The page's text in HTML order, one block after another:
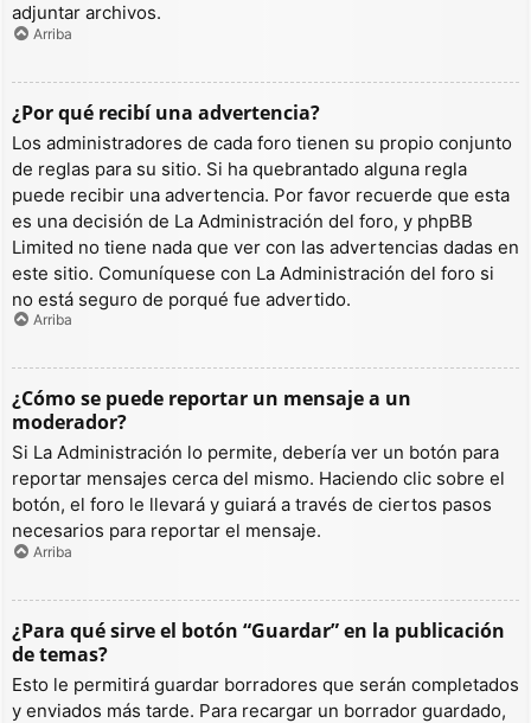
adjuntar archivos.
Arriba
¿Por qué recibí una advertencia?
Los administradores de cada foro tienen su propio conjunto
de reglas para su sitio. Si ha quebrantado alguna regla
puede recibir una advertencia. Por favor recuerde que esta
es una decisión de La Administración del foro, y phpBB
Limited no tiene nada que ver con las advertencias dadas en
este sitio. Comuníquese con La Administración del foro si
no está seguro de porqué fue advertido.
Arriba
¿Cómo se puede reportar un mensaje a un
moderador?
Si La Administración lo permite, debería ver un botón para
reportar mensajes cerca del mismo. Haciendo clic sobre el
botón, el foro le llevará y guiará a través de ciertos pasos
necesarios para reportar el mensaje.
Arriba
¿Para qué sirve el botón “Guardar” en la publicación
de temas?
Esto le permitirá guardar borradores que serán completados
y enviados más tarde. Para recargar un borrador guardado,